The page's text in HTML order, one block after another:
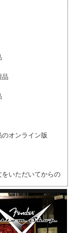
品
オンライン版
いただいてからの